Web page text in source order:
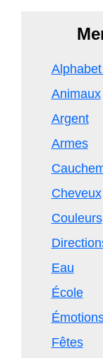
Animaux
Argent
Armes
Cheveux
Couleurs
Eau
École
Fêtes